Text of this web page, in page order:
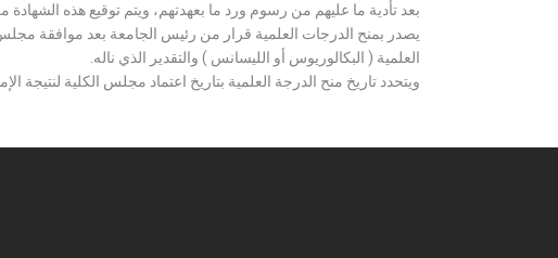
بعد تأدية ما عليهم من رسوم ورد ما بعهدتهم، ويتم توقيع هذه الشهادة
يصدر بمنح الدرجات العلمية قرار من رئيس الجامعة بعد موافقة
العلمية ( البكالوريوس أو الليسانس ) والتقدير الذي ناله.
ويتحدد تاريخ منح الدرجة العلمية بتاريخ اعتماد مجلس الكلية لنتيجة